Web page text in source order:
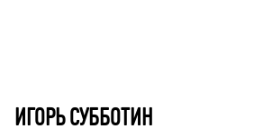
ИГОРЬ СУББОТИН